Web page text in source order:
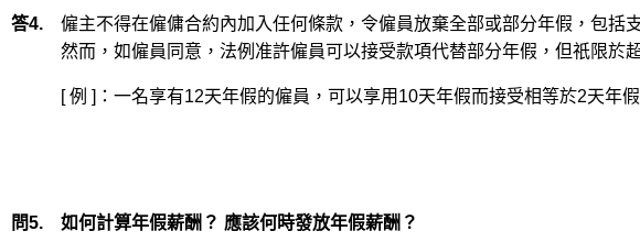
答4.
僱主不得在僱傭合約內加入任何條款，令僱員放棄全部或部分年假，包括
然而，如僱員同意，法例准許僱員可以接受款項代替部分年假，但祇限於
[ 例 ]：一名享有12天年假的僱員，可以享用10天年假而接受相等於2天年
問5.
如何計算年假薪酬？ 應該何時發放年假薪酬？